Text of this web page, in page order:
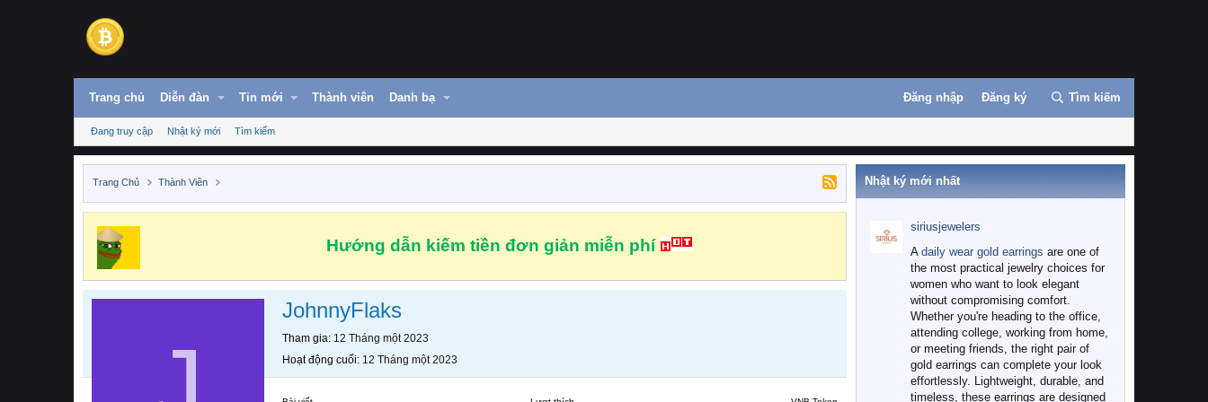
Trang chủ Diễn đàn Tin mới Thành viên Danh bạ Đăng nhập Đăng ký Tìm kiếm
Đang truy cập Nhật ký mới Tìm kiếm
Trang Chủ Thành Viên
Hướng dẫn kiếm tiền đơn giản miễn phí
JohnnyFlaks
Tham gia 12 Tháng một 2023
Hoạt động cuối 12 Tháng một 2023
Nhật ký mới nhất
siriusjewelers
A daily wear gold earrings are one of
the most practical jewelry choices for
women who want to look elegant
without compromising comfort.
Whether you're heading to the office,
attending college, working from home,
or meeting friends, the right pair of
gold earrings can complete your look
effortlessly. Lightweight, durable, and
timeless, these earrings are designed